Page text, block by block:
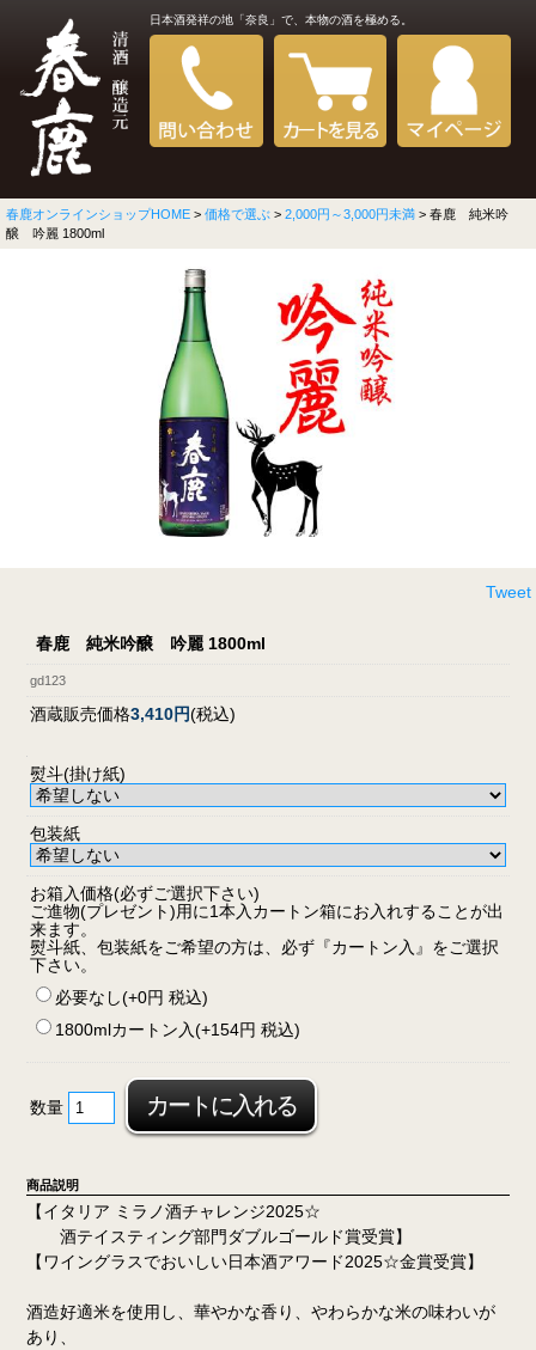
日本酒発祥の地「奈良」で、本物の酒を極める。
春鹿オンラインショップHOME > 価格で選ぶ > 2,000円～3,000円未満 > 春鹿 純米吟
醸 吟麗 1800ml
Tweet
春鹿 純米吟醸 吟麗 1800ml
gd123
酒蔵販売価格3,410円(税込)
熨斗(掛け紙)
包装紙
お箱入価格(必ずご選択下さい)
ご進物(プレゼント)用に1本入カートン箱にお入れすることが出
来ます。
熨斗紙、包装紙をご希望の方は、必ず『カートン入』をご選択
下さい。
必要なし(+0円 税込)
1800mlカートン入(+154円 税込)
数量
商品説明
【イタリア ミラノ酒チャレンジ2025☆
酒テイスティング部門ダブルゴールド賞受賞】
【ワイングラスでおいしい日本酒アワード2025☆金賞受賞】
酒造好適米を使用し、華やかな香り、やわらかな米の味わいが
あり、